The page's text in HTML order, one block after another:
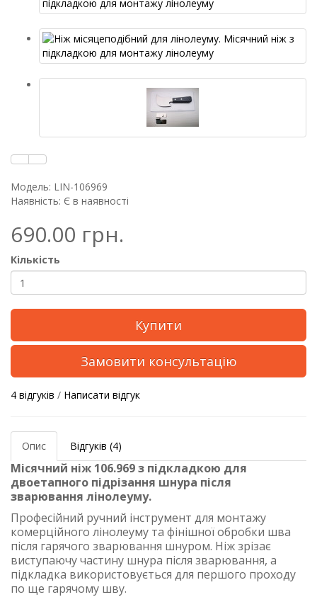
Модель: LIN-106969
Наявність: Є в наявності
690.00 грн.
Кількість
Купити
Замовити консультацію
4 відгуків / Написати відгук
Опис Відгуків (4)
Місячний ніж 106.969 з підкладкою для
двоетапного підрізання шнура після
зварювання лінолеуму.
Професійний ручний інструмент для монтажу
комерційного лінолеуму та фінішної обробки шва
після гарячого зварювання шнуром. Ніж зрізає
виступаючу частину шнура після зварювання, а
підкладка використовується для першого проходу
по ще гарячому шву.